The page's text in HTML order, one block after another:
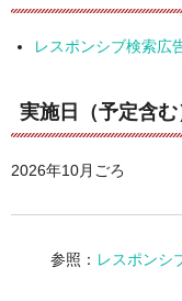
レスポンシブ検索広
実施日（予定含む
2026年10月ごろ
参照： レスポンシ